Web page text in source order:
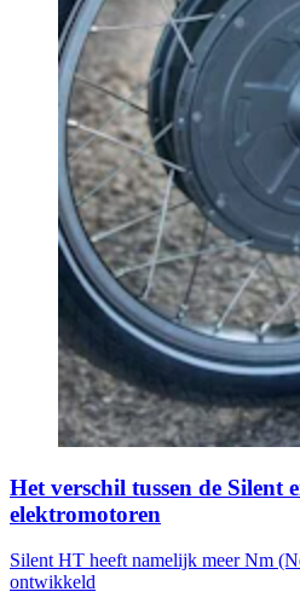
Het verschil tussen de Silent
elektromotoren
Silent HT heeft namelijk meer Nm
ontwikkeld